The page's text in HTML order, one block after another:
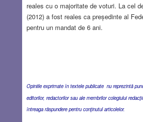
reales cu o majoritate de voturi. La cel
(2012) a fost reales ca președinte al
pentru un mandat de 6 ani.
Opiniile exprimate în textele publicate nu reprezintă
editorilor, redactorilor sau ale membrilor colegiului
întreaga răspundere pentru conţinutul articolelor.